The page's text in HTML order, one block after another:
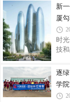
生
的“
生
76
热
发
师
项
他
新
厦
时
技
湾
其
于
逐
学